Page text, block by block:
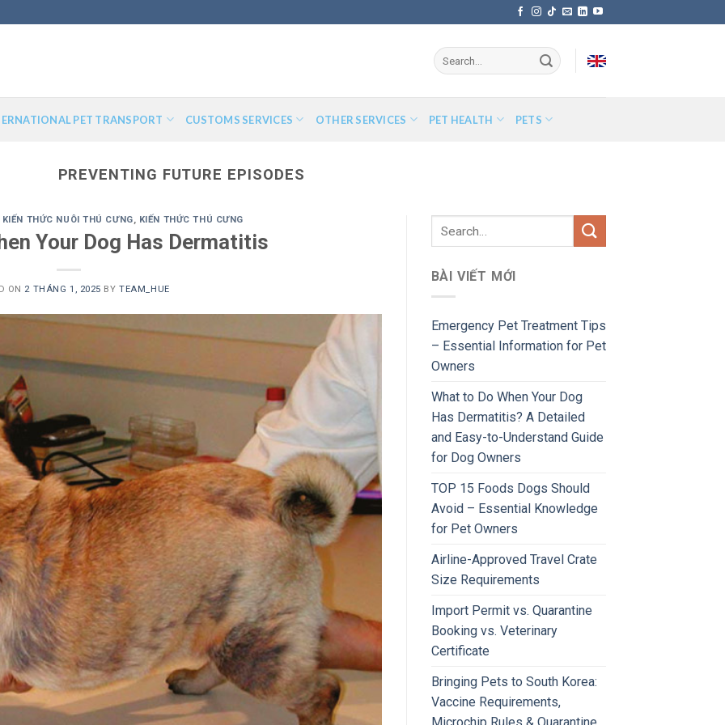
PET TRANSPORT CUSTOMS SERVICES OTHER SERVICES PET HEALTH PETS
PREVENTING FUTURE EPISODES
KIẾN THỨC NUÔI THÚ CƯNG, KIẾN THỨC THÚ CƯNG
Your Dog Has Dermatitis
ON 2 THÁNG 1, 2025 BYTEAM_HUE
BÀI VIẾT MỚI
Emergency Pet Treatment Tips
– Essential Information for Pet
Owners
What to Do When Your Dog
Has Dermatitis? A Detailed
and Easy-to-Understand Guide
for Dog Owners
TOP 15 Foods Dogs Should
Avoid – Essential Knowledge
for Pet Owners
Airline-Approved Travel Crate
Size Requirements
Import Permit vs. Quarantine
Booking vs. Veterinary
Certificate
Bringing Pets to South Korea:
Vaccine Requirements,